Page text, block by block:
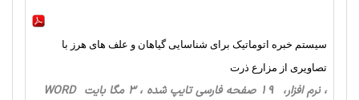
سیستم خبره اتوماتیک برای شناسایی گیاهان و علف های هرز با
تصاویری از مزارع ذرت
، نرم افزار، 19 صفحه فارسی تایپ شده ، 3 مگا بایت WORD